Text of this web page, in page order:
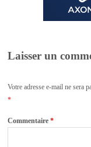
Laisser un
Votre adresse e-mail ne sera
*
Commentaire*